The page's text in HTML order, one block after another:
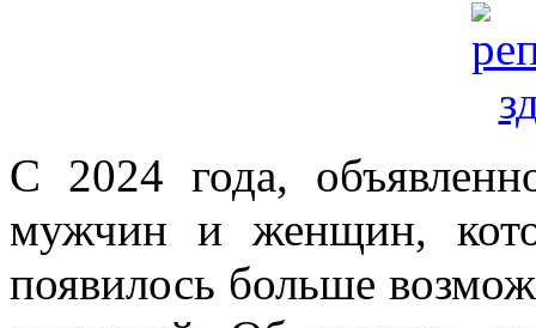
С 2024 года,
мужчин и женщин,
появилось больше